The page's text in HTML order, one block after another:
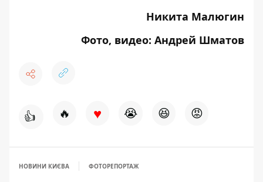
Никита Малюгин
Фото, видео: Андрей Шматов
👍 🔥 ♥ 😭 😆 😡
НОВИНИ КИЄВА ФОТОРЕПОРТАЖ